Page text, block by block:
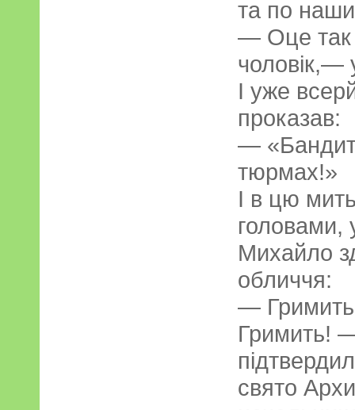
та по
— Оце так
чоловік,—
І уже
проказав:
—
тюрмах!»
І в цю
головами,
Михайло
обличчя:
—
Гримить!
свято